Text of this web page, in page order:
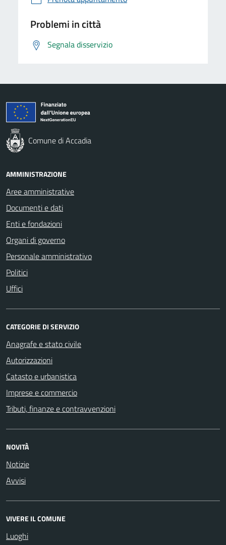
Problemi in città
Segnala disservizio
Comune di Accadia
AMMINISTRAZIONE
Aree amministrative
Documenti e dati
Enti e fondazioni
Organi di governo
Personale amministrativo
Politici
Uffici
CATEGORIE DI SERVIZIO
Anagrafe e stato civile
Autorizzazioni
Catasto e urbanistica
Imprese e commercio
Tributi, finanze e contravvenzioni
NOVITÀ
Notizie
Avvisi
VIVERE IL COMUNE
Luoghi